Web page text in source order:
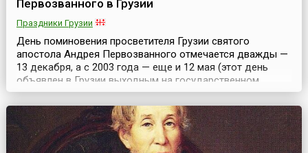
Первозванного в Грузии
Праздники Грузии
День поминовения просветителя Грузии святого
апостола Андрея Первозванного отмечается дважды —
13 декабря, а с 2003 года — еще и 12 мая (этот день
объявлен в Грузии выходным на государственном
уровне). Праздничные богослужения проходят в этот
день во всех православных храмах страны.Такое
решение было принято постановлением Святого Синода
Грузинской Православной Церкви от 17 октября 2002
года. ...